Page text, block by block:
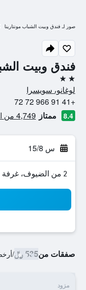
فندق وبيت
2 نجمتين
لوغانو، سويسرا
+41 91 966 72 72
8.4 ممتاز 4,749 من التقييمات تم التحقق منها
س 15/8
2 من الضيوف، غرفة واحدة
صفقات من535 ﷼ /
مزود
صور لـ فندق وبيت الشباب مونتارينا